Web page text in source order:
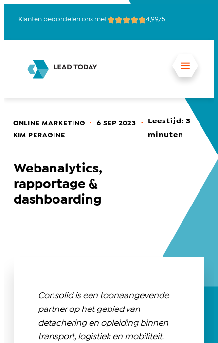
Klanten beoordelen ons met 4,99/5
ONLINE MARKETING . 6 SEP 2023 .
KIM PERAGINE
Leestijd: 3
minuten
Webanalytics,
rapportage &
dashboarding
Consolid is een toonaangevende
partner op het gebied van
detachering en opleiding binnen
transport, logistiek en mobiliteit.